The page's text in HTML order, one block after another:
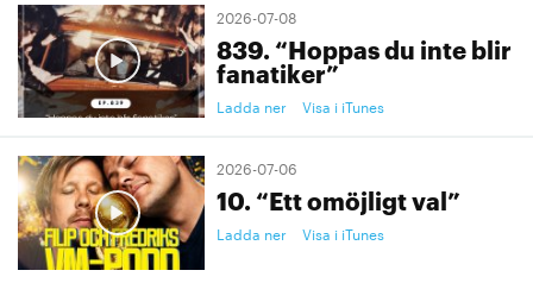
2026-07-08
839. “Hoppas du inte blir
fanatiker”
Ladda ner Visa i iTunes
2026-07-06
10. “Ett omöjligt val”
Ladda ner Visa i iTunes